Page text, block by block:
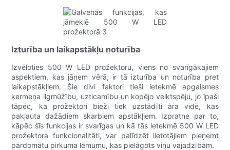
Izturība un laikapstākļu noturība
Izvēloties 500 W LED prožektoru, viens no svarīgākajiem
aspektiem, kas jāņem vērā, ir tā izturība un noturība pret
laikapstākļiem. Šie divi faktori tieši ietekmē apgaismes
ķermeņa ilgmūžību, uzticamību un kopējo veiktspēju, jo īpaši
tāpēc, ka prožektori bieži tiek uzstādīti āra vidē, kas
pakļauta dažādiem skarbiem apstākļiem. Izpratne par to,
kāpēc šīs funkcijas ir svarīgas un kā tās ietekmē 500 W LED
prožektora funkcionalitāti, var palīdzēt lietotājiem pieņemt
pārdomātu pirkuma lēmumu, kas pielāgots viņu vajadzībām.